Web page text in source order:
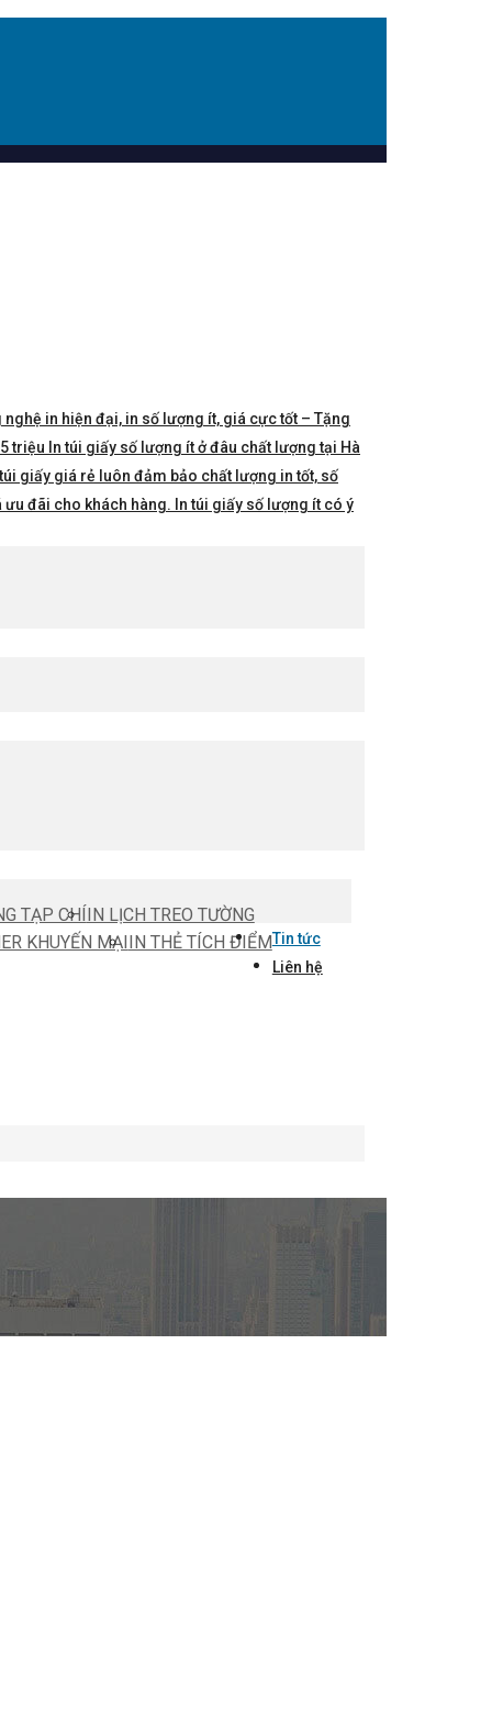
in hiện đại, in số lượng ít, giá cực tốt – Tặng
triệu In túi giấy số lượng ít ở đâu chất lượng tại Hà
giấy giá rẻ luôn đảm bảo chất lượng in tốt, số
đãi cho khách hàng. In túi giấy số lượng ít có ý
TẠP CHÍIN LỊCH TREO TƯỜNG
KHUYẾN MẠIIN THẺ TÍCH ĐIỂMTin tức
Liên hệ